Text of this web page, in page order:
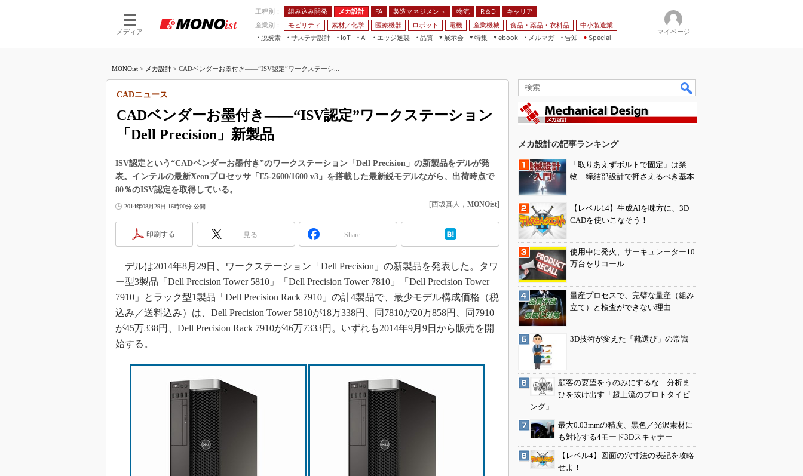
メディア
工程別： 組み込み開発 メカ設計 FA 製造マネジメント 物流 R＆D
キャリア
産業別：
モビリティ 素材／化学 医療機器 ロボット 電機 産業機械 食品・薬品・衣料品
中小製造業
脱炭素
サステナ設計
IoT
つながる工場
AI
AI×設備保全
エッジ逆襲 品質
展示会
JIMTOF
IIFES
TECHNO-FRONTIER
EdgeTech+
AUTOMOTIVE WORLD
産業オープンネット展
特集
組み込み画像技術
組み込みモデリング
ISO26262
3Dプリンタ
S＆OP
インダストリー4.0
製造業ビッグデータ
メイドインジャパン
植物工場
知財マネジメント
海外生産
グローバル設計・開発
ebook
メルマガ
告知 Special
マイページ
MONOist > メカ設計 > CADベンダーお墨付き――“ISV認定”ワークステーシ...
CADベンダーお墨付き――“ISV認定”ワークステーション
「Dell Precision」新製品
CADニュース
ISV認定という“CADベンダーお墨付き”のワークステーション「Dell Precision」の新製品をデルが発
表。インテルの最新Xeonプロセッサ「E5-2600/1600 v3」を搭載した最新鋭モデルながら、出荷時点で
80％のISV認定を取得している。
2014年08月29日 16時00分 公開 [西坂真人， MONOist]
印刷する 見る Share
デルは2014年8月29日、ワークステーション「Dell Precision」の新製品を発表した。タワ
ー型3製品「Dell Precision Tower 5810」「Dell Precision Tower 7810」「Dell Precision Tower
7910」とラック型1製品「Dell Precision Rack 7910」の計4製品で、最少モデル構成価格（税
込み／送料込み）は、Dell Precision Tower 5810が18万338円、同7810が20万858円、同7910
が45万338円、Dell Precision Rack 7910が46万7333円。いずれも2014年9月9日から販売を開
始する。
メカ設計の記事ランキング
「取りあえずボルトで固定」は禁
物 締結部設計で押さえるべき基本
【レベル14】生成AIを味方に、3D
CADを使いこなそう！
使用中に発火、サーキュレーター10
万台をリコール
量産プロセスで、完璧な量産（組み
立て）と検査ができない理由
3D技術が変えた「靴選び」の常識
顧客の要望をうのみにするな 分析ま
ひを抜け出す「超上流のプロトタイピ
ング」
最大0.03mmの精度、黒色／光沢素材に
も対応する4モード3Dスキャナー
【レベル4】図面の穴寸法の表記を攻略
せよ！